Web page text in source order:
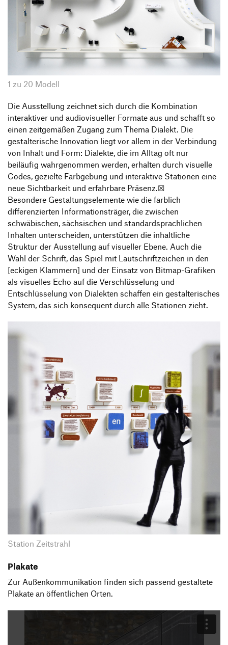
1 zu 20 Modell
Die Ausstellung zeichnet sich durch die Kombination
interaktiver und audiovisueller Formate aus und schafft so
einen zeitgemäßen Zugang zum Thema Dialekt. Die
gestalterische Innovation liegt vor allem in der Verbindung
von Inhalt und Form: Dialekte, die im Alltag oft nur
beiläufig wahrgenommen werden, erhalten durch visuelle
Codes, gezielte Farbgebung und interaktive Stationen eine
neue Sichtbarkeit und erfahrbare Präsenz.☒
Besondere Gestaltungselemente wie die farblich
differenzierten Informationsträger, die zwischen
schwäbischen, sächsischen und standardsprachlichen
Inhalten unterscheiden, unterstützen die inhaltliche
Struktur der Ausstellung auf visueller Ebene. Auch die
Wahl der Schrift, das Spiel mit Lautschriftzeichen in den
[eckigen Klammern] und der Einsatz von Bitmap-Grafiken
als visuelles Echo auf die Verschlüsselung und
Entschlüsselung von Dialekten schaffen ein gestalterisches
System, das sich konsequent durch alle Stationen zieht.
Station Zeitstrahl
Plakate
Zur Außenkommunikation finden sich passend gestaltete
Plakate an öffentlichen Orten.